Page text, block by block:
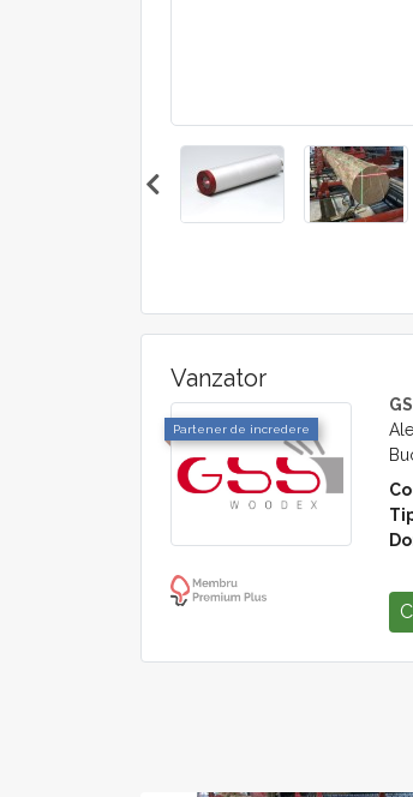
Vanzator
Partener de incredere